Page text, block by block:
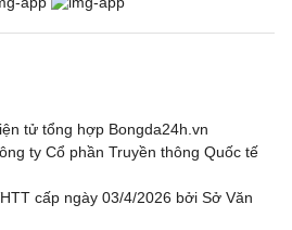
tử tổng hợp Bongda24h.vn
ty Cổ phần Truyền thông Quốc tế
cấp ngày 03/4/2026 bởi Sở Văn